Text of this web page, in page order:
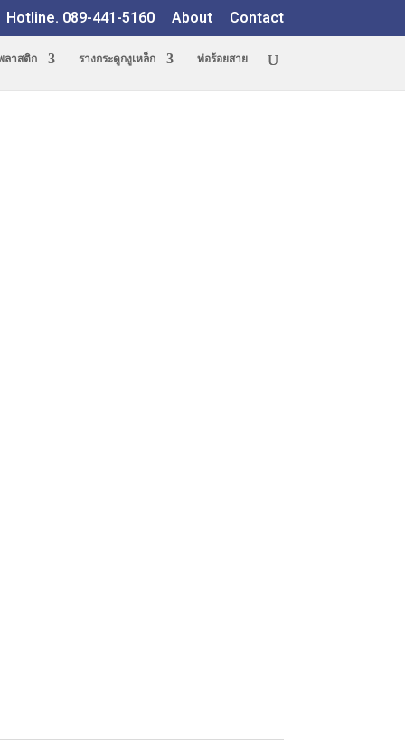
Hotline. 089-441-5160 About Contact
ลาสติก รางกระดูกงูเหล็ก ท่อร้อยสาย